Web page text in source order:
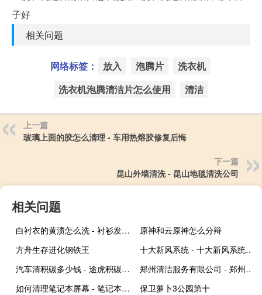
相关问题
网络标签： 放入 泡腾片
洗衣机
洗衣机泡腾清洁片怎么使用
清洁
上一篇
玻璃上面的胶怎么清理 - 车用热熔胶修复后悔
下一篇
昆山外墙清洗 - 昆山地毯清洗公司
相关问题
白衬衣的黄渍怎么洗 - 衬衫发黄怎么洗白
原神和云原神怎么分辩
方舟生存进化钢铁王
十大新风系统 - 十大新风系统品牌有哪些
汽车清积碳多少钱 - 途虎积碳清理一次多少钱
郑州清洁服务有限公司 - 郑州远发清洁服务有限公司
如何清理笔记本屏幕 - 笔记本屏幕千万不要擦
保卫萝卜3公园第十